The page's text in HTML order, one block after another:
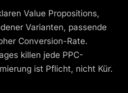
Value Propositions,
Varianten, passende
Conversion-Rate.
killen jede PPC-
ist Pflicht, nicht Kür.